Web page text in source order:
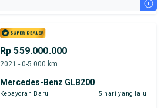
i
Rp 559.000.000
2021 - 0-5.000 km
Mercedes-Benz GLB200
Kebayoran Baru 5 hari yang lalu